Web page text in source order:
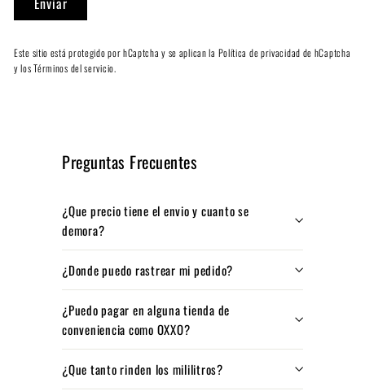
Este sitio está protegido por hCaptcha y se aplicanla Política de privacidad de hCaptcha
y losTérminos del servicio.
Preguntas Frecuentes
¿Que precio tiene el envio y cuanto se
demora?
¿Donde puedo rastrear mi pedido?
¿Puedo pagar en alguna tienda de
conveniencia como OXXO?
¿Que tanto rinden los mililitros?